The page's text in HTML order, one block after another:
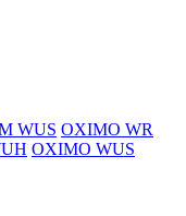
WUS OXIMO WR
OXIMO WUS